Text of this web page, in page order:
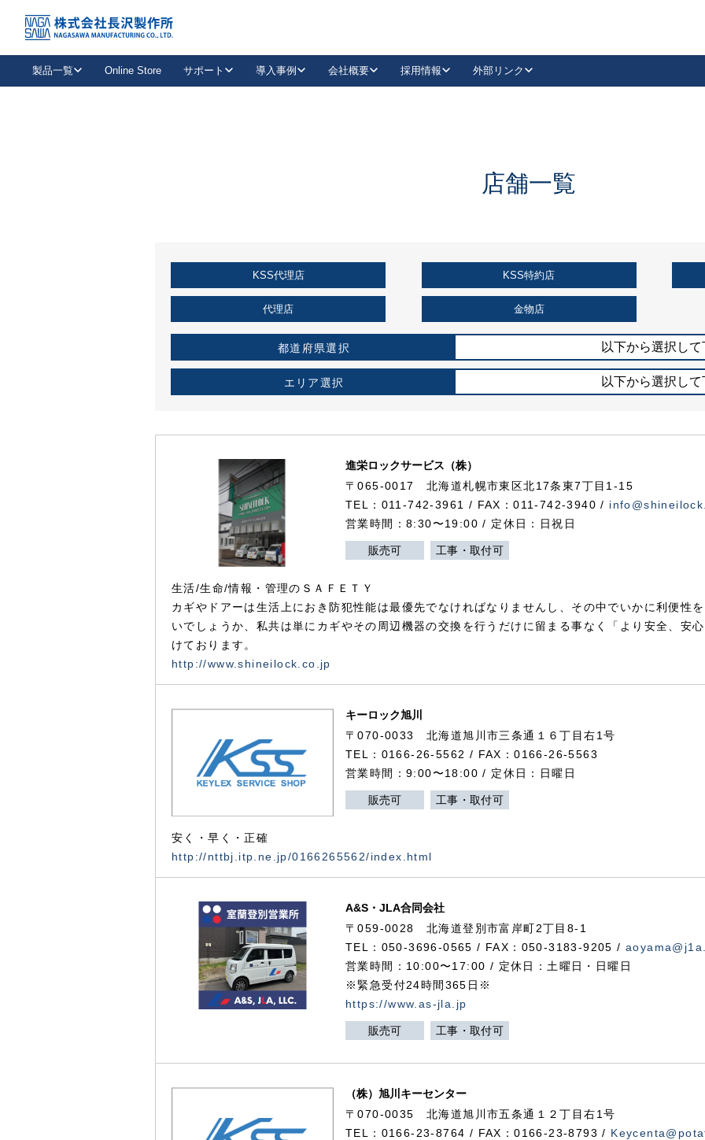
製品一覧
抗ウイルス・抗菌製品
キーレックスを品番からお探しいただけます。
Online Store サポート
取扱店情報
お役立ち情報
導入事例
企業様採用事例
会社概要 採用情報 外部リンク
LinkedIn
KSS加盟店・取扱店情報
店舗一覧
店舗一覧
KSS代理店 KSS特約店
代理店 金物店
都道府県選択 以下から選択し
エリア選択 以下から選択し
進栄ロックサービス（株）
〒065-0017 北海道札幌市東区北17条東7丁目1-15
TEL：011-742-3961 / FAX：011-742-3940 /
営業時間：8:30〜19:00 / 定休日：日祝日
販売可 工事・取付可
生活/生命/情報・管理のＳＡＦＥＴＹ
カギやドアーは生活上におき防犯性能は最優先でなければなりませんし、その中でいかに利便性
いでしょうか、私共は単にカギやその周辺機器の交換を行うだけに留まる事なく「より安全、安
けております。
http://www.shineilock.co.jp
キーロック旭川
〒070-0033 北海道旭川市三条通１６丁目右1号
TEL：0166-26-5562 / FAX：0166-26-5563
営業時間：9:00〜18:00 / 定休日：日曜日
販売可 工事・取付可
安く・早く・正確
http://nttbj.itp.ne.jp/0166265562/index.html
A&S・JLA合同会社
〒059-0028北海道登別市富岸町2丁目 8-1
TEL：050-3696-0565 / FAX：050-3183-9205 /
営業時間：10:00〜17:00 / 定休日：土曜日・日曜日
※緊急受付24時間365日※
https://www.as-jla.jp
販売可 工事・取付可
（株）旭川キーセンター
〒070-0035 北海道旭川市五条通１２丁目右1号
TEL：0166-23-8764 / FAX：0166-23-8793 /